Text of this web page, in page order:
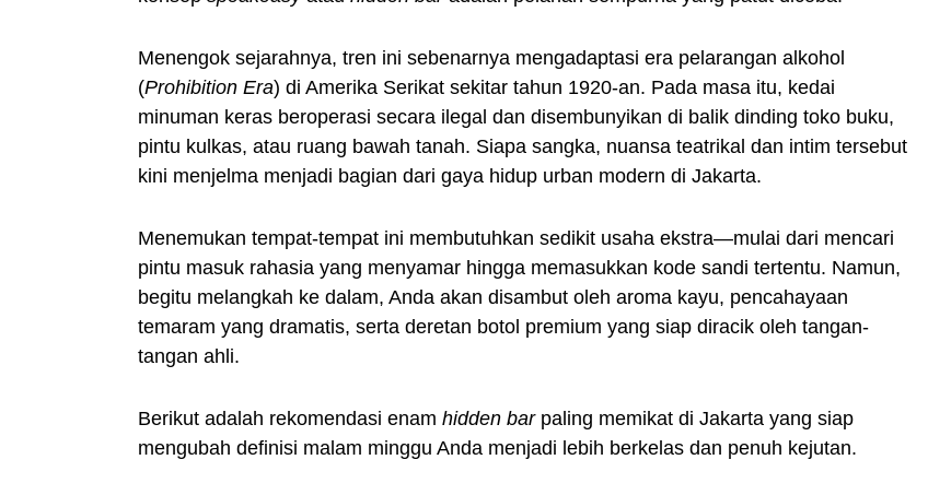
Menengok sejarahnya, tren ini sebenarnya mengadaptasi era pelarangan alkohol
(Prohibition Era) di Amerika Serikat sekitar tahun 1920-an. Pada masa itu, kedai
minuman keras beroperasi secara ilegal dan disembunyikan di balik dinding toko buku,
pintu kulkas, atau ruang bawah tanah. Siapa sangka, nuansa teatrikal dan intim tersebut
kini menjelma menjadi bagian dari gaya hidup urban modern di Jakarta.
Menemukan tempat-tempat ini membutuhkan sedikit usaha ekstra—mulai dari mencari
pintu masuk rahasia yang menyamar hingga memasukkan kode sandi tertentu. Namun,
begitu melangkah ke dalam, Anda akan disambut oleh aroma kayu, pencahayaan
temaram yang dramatis, serta deretan botol premium yang siap diracik oleh tangan-
tangan ahli.
Berikut adalah rekomendasi enam hidden barpaling memikat di Jakarta yang siap
mengubah definisi malam minggu Anda menjadi lebih berkelas dan penuh kejutan.